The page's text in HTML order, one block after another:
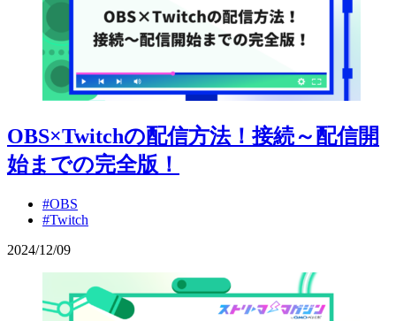
OBS×Twitchの配信方法！接続～配信開
始までの完全版！
#OBS
#Twitch
2024/12/09